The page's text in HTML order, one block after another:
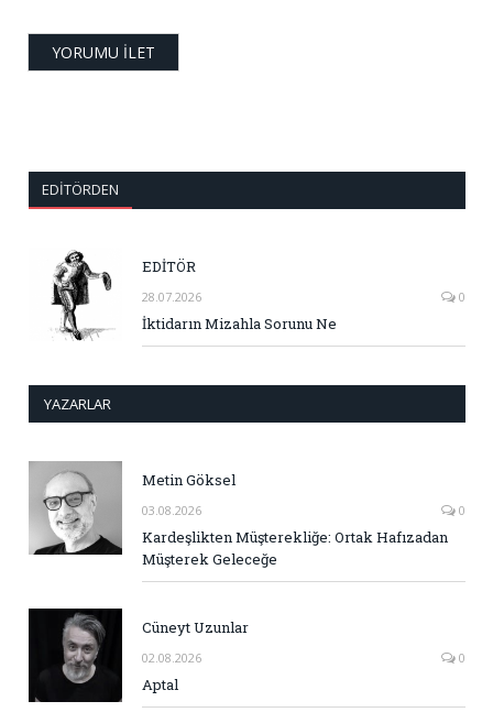
EDITÖRDEN
EDİTÖR
28.07.2026 0
İktidarın Mizahla Sorunu Ne
YAZARLAR
Metin Göksel
03.08.2026 0
Kardeşlikten Müşterekliğe: Ortak Hafızadan
Müşterek Geleceğe
Cüneyt Uzunlar
02.08.2026 0
Aptal